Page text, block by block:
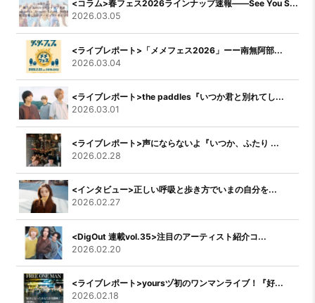
<コラム>春フェス2026ラインナップ速報――See You S...
2026.03.05
<ライブレポート>「メメフェス2026」ーー南無阿部...
2026.03.04
<ライブレポート>the paddles『いつか君と別れてし...
2026.03.01
<ライブレポート>声にならないよ『いつか、ふたり ...
2026.02.28
<インタビュー>正しい呼吸と歩き方でいまの自分を...
2026.02.27
<DigOut 連載vol.35>注目のアーティスト紹介コ...
2026.02.20
<ライブレポート>yoursヅ初のワンマンライブ！『好...
2026.02.18